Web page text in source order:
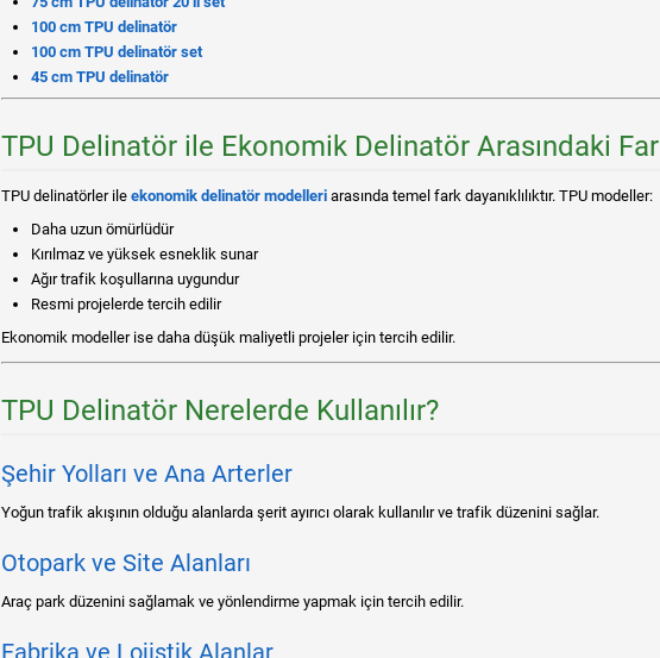
100 cm TPU delinatör
100 cm TPU delinatör set
45 cm TPU delinatör
TPU Delinatör ile Ekonomik Delinatör Arasındaki
TPU delinatörler ile ekonomik delinatör modelleri arasında temel fark dayanıklılıktır. TPU modeller:
Daha uzun ömürlüdür
Kırılmaz ve yüksek esneklik sunar
Ağır trafik koşullarına uygundur
Resmi projelerde tercih edilir
Ekonomik modeller ise daha düşük maliyetli projeler için tercih edilir.
TPU Delinatör Nerelerde Kullanılır?
Şehir Yolları ve Ana Arterler
Yoğun trafik akışının olduğu alanlarda şerit ayırıcı olarak kullanılır ve trafik düzenini sağlar.
Otopark ve Site Alanları
Araç park düzenini sağlamak ve yönlendirme yapmak için tercih edilir.
Fabrika ve Lojistik Alanlar